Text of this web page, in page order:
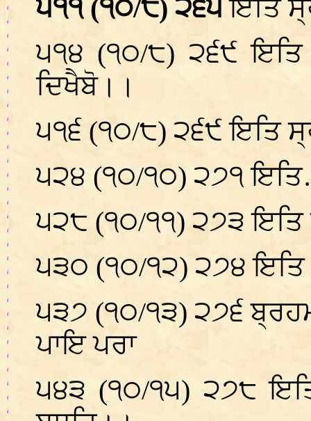
੫੧੧ (੧੦/੮) ੨੬੫ਇਤਿ
੫੧੪ (੧੦/੮) ੨੬੯
ਦਿਖੈਬੋ।।
੫੧੬ (੧੦/੮) ੨੬੯ ਇਤਿ
੫੨੪ (੧੦/੧੦) ੨੭੧
੫੨੮ (੧੦/੧੧) ੨੭੩
੫੩੦ (੧੦/੧੨) ੨੭੪
੫੩੭ (੧੦/੧੩) ੨੭੬
ਪਾਇ ਪਰਾ
੫੪੩ (੧੦/੧੫) ੨੭੮